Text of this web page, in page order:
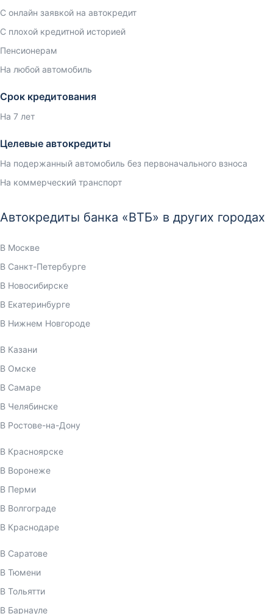
С онлайн заявкой на автокредит
С плохой кредитной историей
Пенсионерам
На любой автомобиль
Срок кредитования
На 7 лет
Целевые автокредиты
На подержанный автомобиль без первоначального взноса
На коммерческий транспорт
Автокредиты банка «ВТБ» в других городах
В Москве
В Санкт-Петербурге
В Новосибирске
В Екатеринбурге
В Нижнем Новгороде
В Казани
В Омске
В Самаре
В Челябинске
В Ростове-на-Дону
В Красноярске
В Воронеже
В Перми
В Волгограде
В Краснодаре
В Саратове
В Тюмени
В Тольятти
В Барнауле